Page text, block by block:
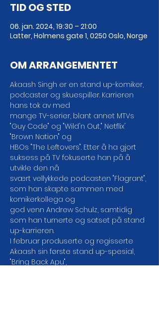
TID OG STED
06. jan. 2024, 19:30 – 21:00
Latter, Holmens gate 1, 0250 Oslo, Norge
OM ARRANGEMENTET
Akaash Singh er en stand up-komiker,
podcaster og skuespiller. Karrieren
hans tok av med
mange TV-serier, blant annet MTVs
"Guy Code" og "Wild'n Out," Netflix'
"Brown Nation" og
HBOs "The Leftovers". Etter å ha gjort
suksess på TV fokuserte han på å
utvikle den nå
svært vellykkede podcasten "Flagrant",
som han skapte sammen med
komikerkollega og
god venn Andrew Schulz, samtidig
som han turnerte og satset på stand
up-karrieren.
I februar produserte og regisserte
Akaash sin første stand up-spesial,
"Bring Back Apu",